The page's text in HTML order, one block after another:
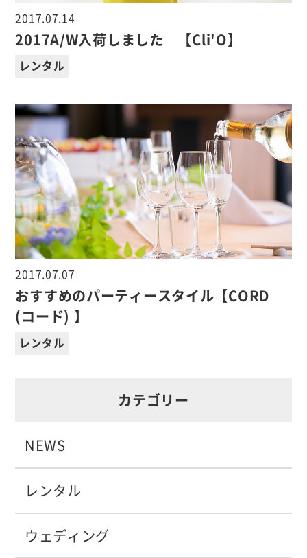
2017.07.14
2017A/W入荷しました 【Cli'O】
レンタル
2017.07.07
おすすめのパーティースタイル【CORD
(コード) 】
レンタル
カテゴリー
NEWS
レンタル
ウェディング